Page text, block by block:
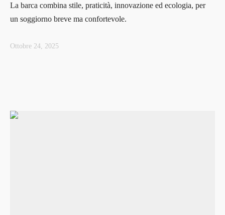
La barca combina stile, praticità, innovazione ed ecologia, per
un soggiorno breve ma confortevole.
Ottobre 24, 2025